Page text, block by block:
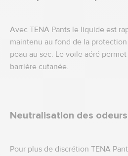
Avec TENA Pants le liquide est
maintenu au fond de la
peau au sec. Le voile aéré
barrière cutanée.
Neutralisation des odeurs
Pour plus de discrétion TENA